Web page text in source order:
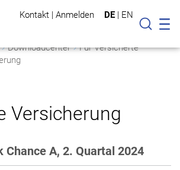
Kontakt | Anmelden DE | EN
Suche
Downloadcenter
Für Versicherte
Versicherung
Chance A, 2. Quartal 2024